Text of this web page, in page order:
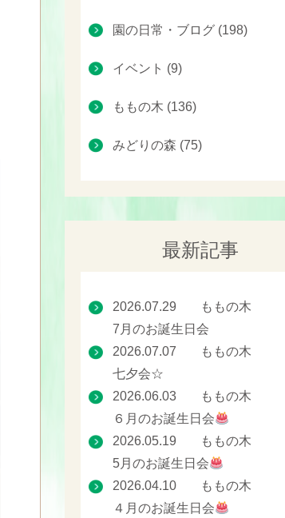
園の日常・ブログ (198)
イベント (9)
ももの木 (136)
みどりの森 (75)
最新記事
2026.07.29
ももの木
7月のお誕生日会
2026.07.07
ももの木
七夕会☆
2026.06.03
ももの木
６月のお誕生日会
2026.05.19
ももの木
5月のお誕生日会
2026.04.10
ももの木
４月のお誕生日会